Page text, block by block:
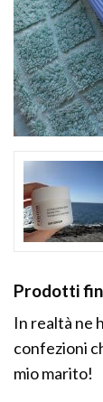
Prodotti
In realtà ne
confezioni
mio marito!